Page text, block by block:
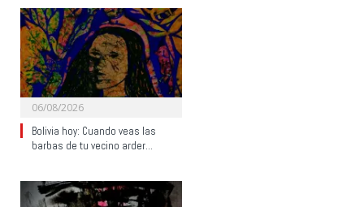
06/08/2026
Bolivia hoy: Cuando veas las
barbas de tu vecino arder…